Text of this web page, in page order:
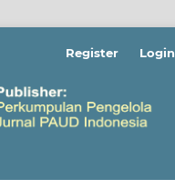
Register Login